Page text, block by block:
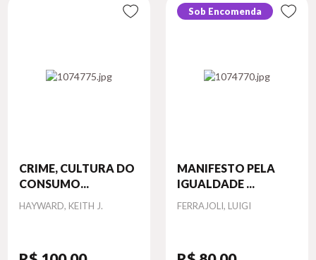
CRIME, CULTURA DO
CONSUMO...
Autor
HAYWARD, KEITH J.
Sob Encomenda
MANIFESTO PELA
IGUALDADE ...
Autor
FERRAJOLI, LUIGI